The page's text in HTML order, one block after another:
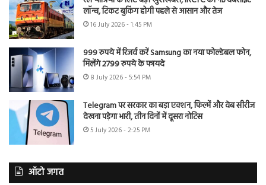
लॉन्च, टिकट बुकिंग होगी पहले से आसान और तेज
16 July 2026 - 1:45 PM
999 रुपये में रिजर्व करें Samsung का नया फोल्डेबल फोन,
मिलेंगे 2799 रुपये के फायदे
8 July 2026 - 5:54 PM
Telegram पर सरकार का बड़ा एक्शन, फिल्में और वेब सीरीज
देखना पड़ेगा भारी, तीन दिनों में दूसरा नोटिस
5 July 2026 - 2:25 PM
ऑटो जगत